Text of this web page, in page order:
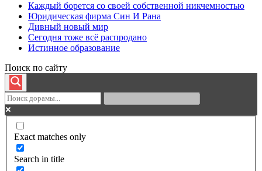
Каждый борется со своей собственной никчемностью
Юридическая фирма Син И Рана
Дивный новый мир
Сегодня тоже всё распродано
Истинное образование
Поиск по сайту
Exact matches only
Search in title